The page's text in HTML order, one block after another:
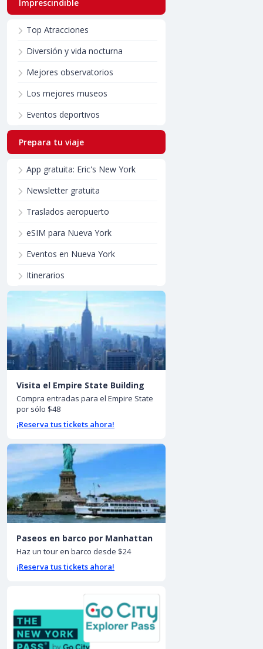
Imprescindible
Top Atracciones
Diversión y vida nocturna
Mejores observatorios
Los mejores museos
Eventos deportivos
Prepara tu viaje
App gratuita: Eric's New York
Newsletter gratuita
Traslados aeropuerto
eSIM para Nueva York
Eventos en Nueva York
Itinerarios
Visita el Empire State Building
Compra entradas para el Empire State
por sólo $48
¡Reserva tus tickets ahora!
Paseos en barco por Manhattan
Haz un tour en barco desde $24
¡Reserva tus tickets ahora!